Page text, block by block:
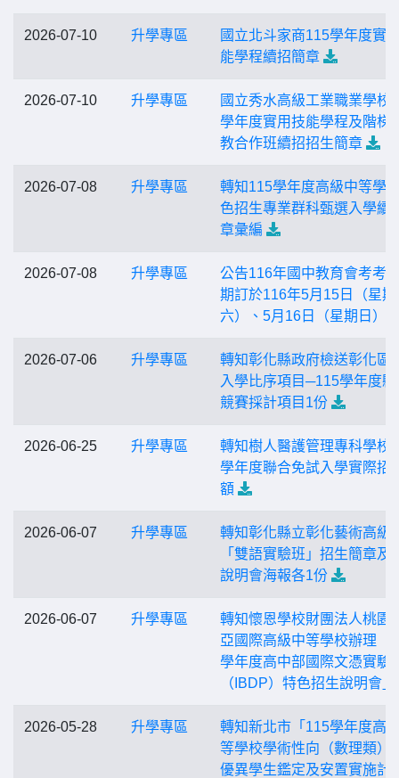
2026-07-10 升學專區
國立北斗家商115學年度實
能學程續招簡章
2026-07-10 升學專區
國立秀水高級工業職業學校
學年度實用技能學程及階梯
教合作班續招招生簡章
2026-07-08 升學專區
轉知115學年度高級中等學
色招生專業群科甄選入學續
章彙編
2026-07-08 升學專區
公告116年國中教育會考考
期訂於116年5月15日（星期
六）、5月16日（星期日）
2026-07-06 升學專區
轉知彰化縣政府檢送彰化區
入學比序項目─115學年度縣
競賽採計項目1份
2026-06-25 升學專區
轉知樹人醫護管理專科學校
學年度聯合免試入學實際招
額
2026-06-07 升學專區
轉知彰化縣立彰化藝術高級
「雙語實驗班」招生簡章及
說明會海報各1份
2026-06-07 升學專區
轉知懷恩學校財團法人桃園
亞國際高級中等學校辦理「
學年度高中部國際文憑實驗
（IBDP）特色招生說明會」
2026-05-28 升學專區
轉知新北市「115學年度高
等學校學術性向（數理類）
優異學生鑑定及安置實施計